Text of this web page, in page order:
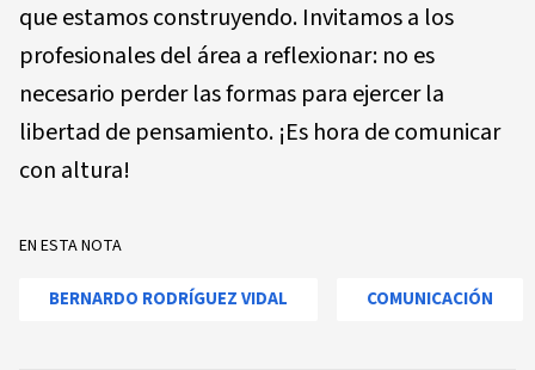
que estamos construyendo. Invitamos a los
profesionales del área a reflexionar: no es
necesario perder las formas para ejercer la
libertad de pensamiento. ¡Es hora de comunicar
con altura!
EN ESTA NOTA
BERNARDO RODRÍGUEZ VIDAL COMUNICACIÓN